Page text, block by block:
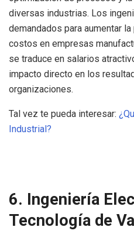
diversas industrias. Los
demandados para aumentar
costos en empresas
se traduce en salarios
impacto directo en los
organizaciones.
Tal vez te pueda interesar:
Industrial?
6. Ingeniería
Tecnología de